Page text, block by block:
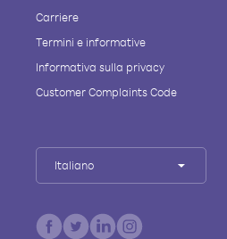
Carriere
Termini e informative
Informativa sulla privacy
Customer Complaints Code
Italiano